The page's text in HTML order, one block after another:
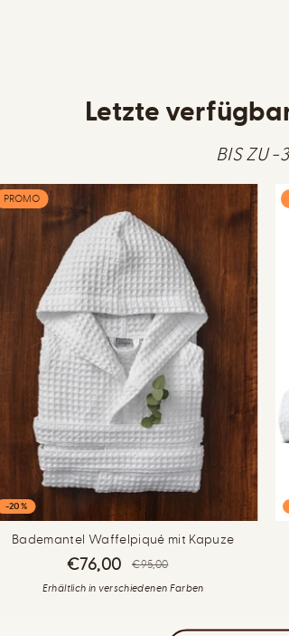
Letzte
BIS ZU -
-20%
PROMO
Bademantel Waffelpiqué mit Kapuze
€76,00 €95,00
Erhältlich in verschiedenen Farben